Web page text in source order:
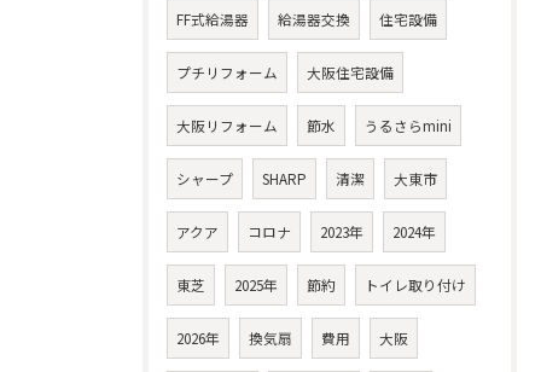
FF式給湯器 給湯器交換 住宅設備
プチリフォーム 大阪住宅設備
大阪リフォーム 節水 うるさらmini
シャープ SHARP 清潔 大東市
アクア コロナ 2023年 2024年
東芝 2025年 節約 トイレ取り付け
2026年 換気扇 費用 大阪